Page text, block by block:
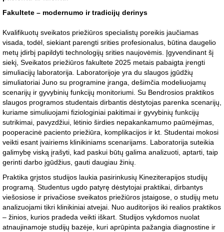
Fakultete – modernumo ir tradicijų derinys
Kvalifikuotų sveikatos priežiūros specialistų poreikis jaučiamas
visada, todėl, siekiant parengti srities profesionalus, būtina daugelio
metų įdirbį papildyti technologijų srities naujovėmis. Įgyvendinant šį
siekį, Sveikatos priežiūros fakultete 2025 metais pabaigta įrengti
simuliacijų laboratorija. Laboratorijoje yra du slaugos įgūdžių
simuliatoriai Juno su programine įranga, dešimčia modeliuojamų
scenarijų ir gyvybinių funkcijų monitoriumi. Su Bendrosios praktikos
slaugos programos studentais dirbantis dėstytojas parenka scenarijų,
kuriame simuliuojami fiziologiniai pakitimai ir gyvybinių funkcijų
sutrikimai, pavyzdžiui, lėtinio širdies nepakankamumo paūmėjimas,
pooperacinė paciento priežiūra, komplikacijos ir kt. Studentai mokosi
veikti esant įvairiems klinikiniams scenarijams. Laboratorija suteikia
galimybę viską įrašyti, kad paskui būtų galima analizuoti, aptarti, taip
gerinti darbo įgūdžius, gauti daugiau žinių.
Praktika grįstos studijos laukia pasirinkusių Kineziterapijos studijų
programą. Studentus ugdo patyrę dėstytojai praktikai, dirbantys
viešosiose ir privačiose sveikatos priežiūros įstaigose, o studijų metu
analizuojami tikri klinikiniai atvejai. Nuo auditorijos iki realios praktikos
– žinios, kurios pradeda veikti iškart. Studijos vykdomos nuolat
atnaujinamoje studijų bazėje, kuri aprūpinta pažangia diagnostine ir